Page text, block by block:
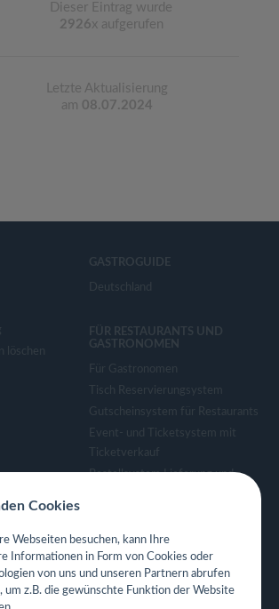
Dieser Eintrag wurde
2926x aufgerufen
Letzte Aktualisierung
am 08.07.2024
löschen
GASTROGUIDE
Deutschland
FÜR RESTAURANTS UND
GASTRONOMEN
Für Gastronomen
Tisch Reservierungsystem
Gutscheinsystem für Restaurants
Event- und Ticketsystem mit
Ticketverkauf
Bestellsystem Lieferung und
Eigene App für Restaurant
Cookies
Webseiten besuchen, kann Ihre
Informationen in Form von Cookies oder
von uns und unseren Partnern abrufen
um z.B. die gewünschte Funktion der Website